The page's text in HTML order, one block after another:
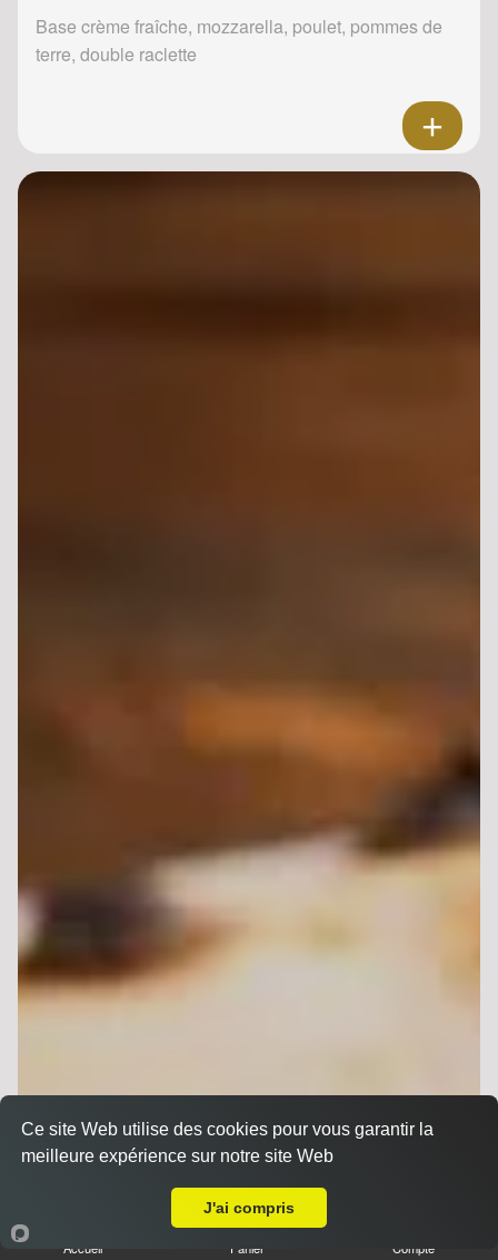
Base crème fraîche, mozzarella, poulet, pommes de
terre, double raclette
Accueil Panier Compte
Ce site Web utilise des cookies pour vous garantir la
meilleure expérience sur notre site Web
J'ai compris